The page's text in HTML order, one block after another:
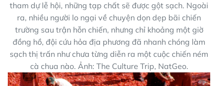
tham dự lễ hội, những tạp chất sẽ được gột sạch. Ngoài
ra, nhiều người lo ngại về chuyện dọn dẹp bãi chiến
trường sau trận hỗn chiến, nhưng chỉ khoảng một giờ
đồng hồ, đội cứu hỏa địa phương đã nhanh chóng làm
sạch thị trấn như chưa từng diễn ra một cuộc chiến ném
cà chua nào. Ảnh: The Culture Trip, NatGeo.